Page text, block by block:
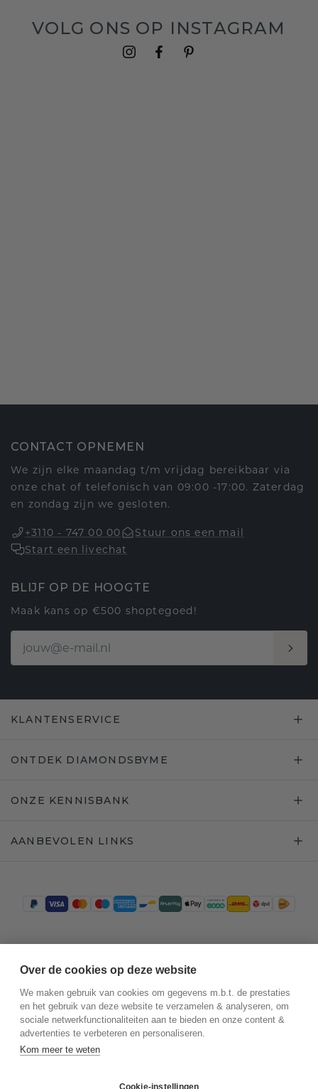
VOLG ONS OP INSTAGRAM
CONTACT OPNEMEN
We zijn elke maandag t/m vrijdag bereikbaar via
onze chat of telefonisch van 09:00 -17:00. Zaterdag
en zondag zijn we gesloten.
+3110 - 747 00 00
Stuur ons een mail
Start een livechat
BLIJF OP DE HOOGTE
Maak kans op €500 shoptegoed!
KLANTENSERVICE
ONTDEK DIAMONDSBYME
ONZE KENNISBANK
AANBEVOLEN LINKS
Over de cookies op deze website
We maken gebruik van cookies om gegevens m.b.t. de prestaties
en het gebruik van deze website te verzamelen & analyseren, om
sociale netwerkfunctionaliteiten aan te bieden en onze content &
advertenties te verbeteren en personaliseren.
Kom meer te weten
Cookie-instellingen